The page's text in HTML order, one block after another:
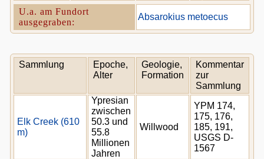
U.a. am Fundort
ausgegraben:
Absarokius metoecus
Sammlung
Epoche,
Alter
Geologie,
Formation
Kommentar
zur
Sammlung
Elk Creek (610
m)
Ypresian
zwischen
50.3 und
55.8
Millionen
Jahren
Willwood
YPM 174,
175, 176,
185, 191,
USGS D-
1567